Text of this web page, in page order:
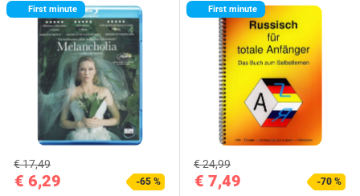
First minute
€ 6,29
€ 17,49
-65 %
First minute
€ 7,49
€ 24,99
-70 %